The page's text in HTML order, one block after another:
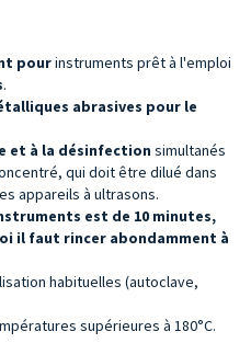
pourinstruments prêt à l'emploi
.
abrasives pour le
et à la désinfection simultanés
qui doit être dilué dans
appareils à ultrasons.
est de 10 minutes,
il faut rincer abondamment à
habituelles (autoclave,
supérieures à 180°C.